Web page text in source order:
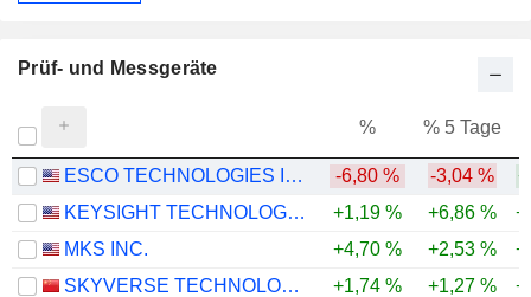
Prüf- und Messgeräte
% % 5 Tage
ESCO TECHNOLOGIES INC. -6,80 % -3,04 %
KEYSIGHT TECHNOLOGIES, INC.
+1,19 % +6,86 %
MKS INC.
+4,70 % +2,53 %
SKYVERSE TECHNOLOGY CO., LTD.
+1,74 % +1,27 %